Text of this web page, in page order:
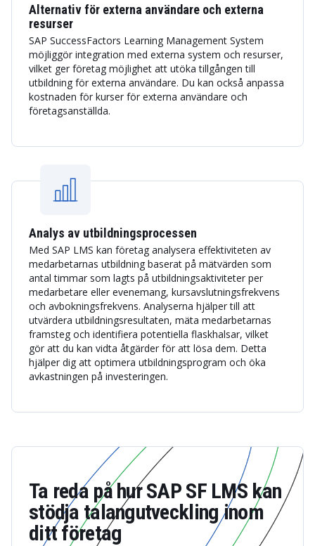
Alternativ för externa användare och externa
resurser
SAP SuccessFactors Learning Management System
möjliggör integration med externa system och resurser,
vilket ger företag möjlighet att utöka tillgången till
utbildning för externa användare. Du kan också anpassa
kostnaden för kurser för externa användare och
företagsanställda.
Analys av utbildningsprocessen
Med SAP LMS kan företag analysera effektiviteten av
medarbetarnas utbildning baserat på mätvärden som
antal timmar som lagts på utbildningsaktiviteter per
medarbetare eller evenemang, kursavslutningsfrekvens
och avbokningsfrekvens. Analyserna hjälper till att
utvärdera utbildningsresultaten, mäta medarbetarnas
framsteg och identifiera potentiella flaskhalsar, vilket
gör att du kan vidta åtgärder för att lösa dem. Detta
hjälper dig att optimera utbildningsprogram och öka
avkastningen på investeringen.
Ta reda på hur SAP SF LMS kan
stödja talangutveckling inom
ditt företag